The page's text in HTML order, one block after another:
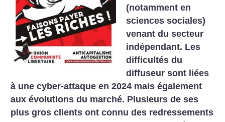
(notamment en
sciences sociales)
venant du secteur
indépendant. Les
difficultés du
diffuseur sont liées
à une cyber-attaque en 2024 mais également
aux évolutions du marché. Plusieurs de ses
plus gros clients ont connu des redressements